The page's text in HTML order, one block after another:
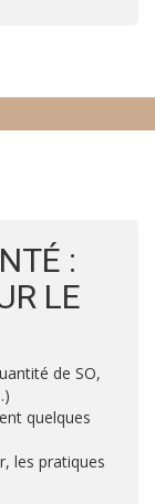
:
LE
de SO,
quelques
les pratiques